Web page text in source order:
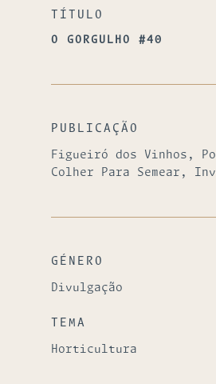
TÍTULO
O GORGULHO #40
PUBLICAÇÃO
Figueiró dos Vinhos,
Colher Para Semear,
GÉNERO
Divulgação
TEMA
Horticultura